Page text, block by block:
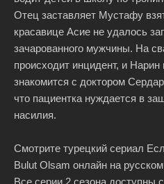
Отец заставляет Мустафу
красавице Асие не удалось
зачарованного мужчины. На
происходит инцидент, и Нарин
знакомится с доктором
что пациентка нуждается в
насилия.
Смотрите турецкий сериал
Bulut Olsam онлайн на
Все серии 2 сезона доступны